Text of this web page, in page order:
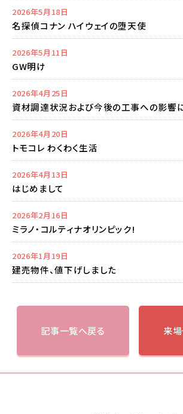
2026年5月18日
名探偵コナン ハイウェイの堕天使
2026年5月11日
GW明け
2026年4月25日
資材調達状況および今後の工事への影響
2026年4月20日
トモコレ わくわく生活
2026年4月13日
はじめまして
2026年2月16日
ミラノ・コルティナオリンピック!
2026年1月19日
建売物件、値下げしました
記事一覧へ戻る 来